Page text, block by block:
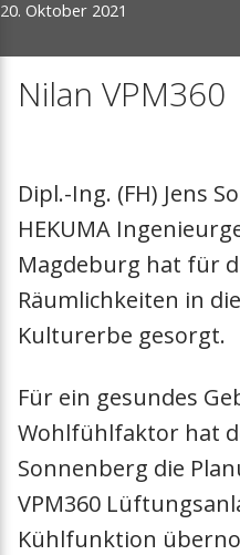
Zubehör
Lösungen
Meilensteine
Mitgliedschaften
Presse
20. Oktober 2021
Nilan VPM360
Dipl.-Ing. (FH) Jens
HEKUMA
Magdeburg hat für
Räumlichkeiten in
Kulturerbe gesorgt.
Für ein gesundes
Wohlfühlfaktor hat
Sonnenberg die
VPM360
Kühlfunktion